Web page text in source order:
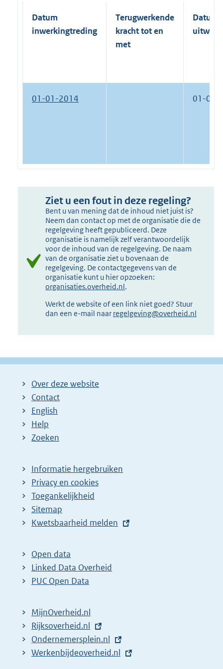
Datum
inwerkingtreding
Terugwerkende
kracht tot en
met
Datum
01-01-2014 01-09-
Ziet u een fout in deze regeling?
Bent u van mening dat de inhoud niet juist is?
Neem dan contact op met de organisatie die de
regelgeving heeft gepubliceerd. Deze
organisatie is namelijk zelf verantwoordelijk
voor de inhoud van de regelgeving. De naam
van de organisatie ziet u bovenaan de
regelgeving. De contactgegevens van de
organisatie kunt u hier opzoeken:
organisaties.overheid.nl.
Werkt de website of een link niet goed? Stuur
dan een e-mail naar regelgeving@overheid.nl
Over deze website
Contact
English
Help
Zoeken
Informatie hergebruiken
Privacy en cookies
Toegankelijkheid
Sitemap
E
t
e
r
l
i
n
k
Kwetsbaarheid melden
Open data
Linked Data Overheid
PUC Open Data
MijnOverheid.nl
E
x
t
Rijksoverheid.nl
E
x
Ondernemersplein.nl
E
Werkenbijdeoverheid.nl